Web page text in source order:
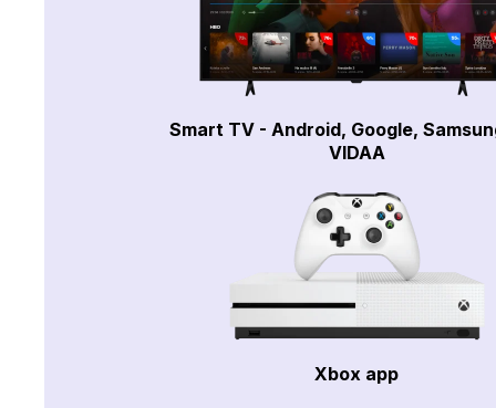
Smart TV - Android, Google,
VIDAA
Xbox app